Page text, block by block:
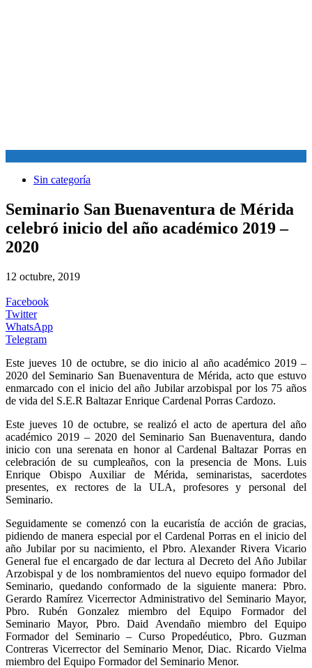
Sin categoría
Seminario San Buenaventura de Mérida
celebró inicio del año académico 2019 –
2020
12 octubre, 2019
Facebook
Twitter
WhatsApp
Telegram
Este jueves 10 de octubre, se dio inicio al año académico 2019 –
2020 del Seminario San Buenaventura de Mérida, acto que estuvo
enmarcado con el inicio del año Jubilar arzobispal por los 75 años
de vida del S.E.R Baltazar Enrique Cardenal Porras Cardozo.
Este jueves 10 de octubre, se realizó el acto de apertura del año
académico 2019 – 2020 del Seminario San Buenaventura, dando
inicio con una serenata en honor al Cardenal Baltazar Porras en
celebración de su cumpleaños, con la presencia de Mons. Luis
Enrique Obispo Auxiliar de Mérida, seminaristas, sacerdotes
presentes, ex rectores de la ULA, profesores y personal del
Seminario.
Seguidamente se comenzó con la eucaristía de acción de gracias,
pidiendo de manera especial por el Cardenal Porras en el inicio del
año Jubilar por su nacimiento, el Pbro. Alexander Rivera Vicario
General fue el encargado de dar lectura al Decreto del Año Jubilar
Arzobispal y de los nombramientos del nuevo equipo formador del
Seminario, quedando conformado de la siguiente manera: Pbro.
Gerardo Ramírez Vicerrector Administrativo del Seminario Mayor,
Pbro. Rubén Gonzalez miembro del Equipo Formador del
Seminario Mayor, Pbro. Daid Avendaño miembro del Equipo
Formador del Seminario – Curso Propedéutico, Pbro. Guzman
Contreras Vicerrector del Seminario Menor, Diac. Ricardo Vielma
miembro del Equipo Formador del Seminario Menor.